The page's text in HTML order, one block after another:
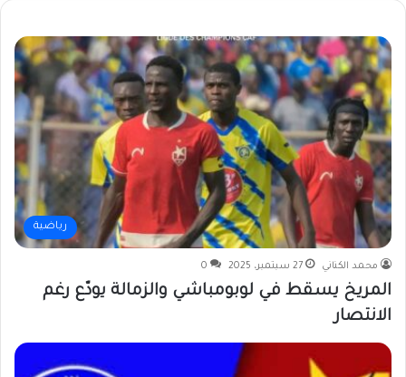
رياضية
محمد الكناني 27 سبتمبر، 2025 0
المريخ يسقط في لوبومباشي والزمالة يودّع رغم
الانتصار